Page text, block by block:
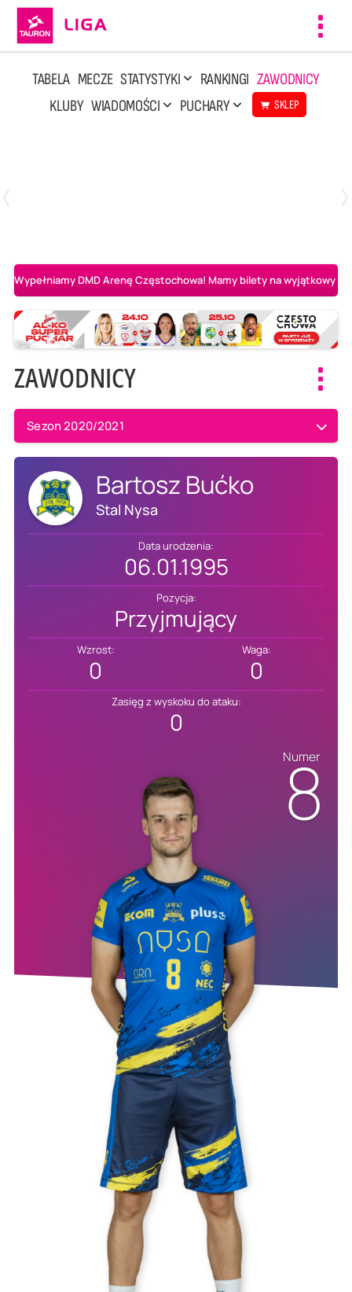
TABELA MECZE STATYSTYKI RANKINGI ZAWODNICY
KLUBY WIADOMOŚCI PUCHARY SKLEP
Wypełniamy DMD Arenę Częstochowa! Mamy bilety na wyjątkowy
ZAWODNICY
Sezon 2020/2021
Bartosz Bućko
Stal Nysa
Data urodzenia:
06.01.1995
Pozycja:
Przyjmujący
Wzrost:
0
Waga:
0
Zasięg z wyskoku do ataku:
0
Numer
8